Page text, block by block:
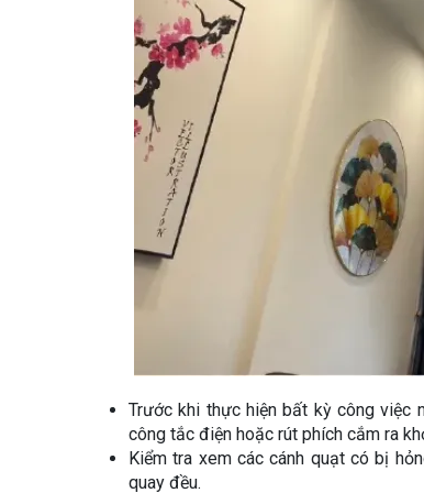
Trước khi thực hiện bất kỳ công việc
công tắc điện hoặc rút phích cắm ra
Kiểm tra xem các cánh quạt có bị
quay đều.